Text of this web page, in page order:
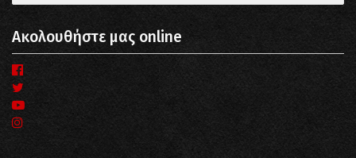
Ακολουθήστε μας online